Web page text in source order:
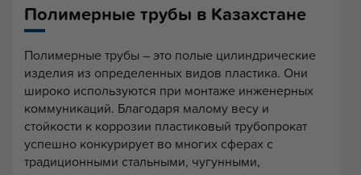
Полимерные трубы в Казахстане
Полимерные трубы – это полые цилиндрические
изделия из определенных видов пластика. Они
широко используются при монтаже инженерных
коммуникаций. Благодаря малому весу и
стойкости к коррозии пластиковый трубопрокат
успешно конкурирует во многих сферах с
традиционными стальными, чугунными,